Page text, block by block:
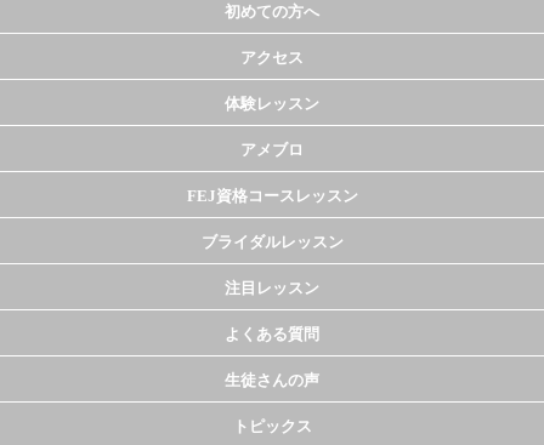
初めての方へ
アクセス
体験レッスン
アメブロ
FEJ資格コースレッスン
ブライダルレッスン
注目レッスン
よくある質問
生徒さんの声
トピックス